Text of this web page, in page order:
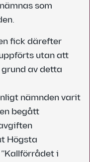
som
fick därefter
utan att
av detta
nämnden varit
begått
Högsta
i